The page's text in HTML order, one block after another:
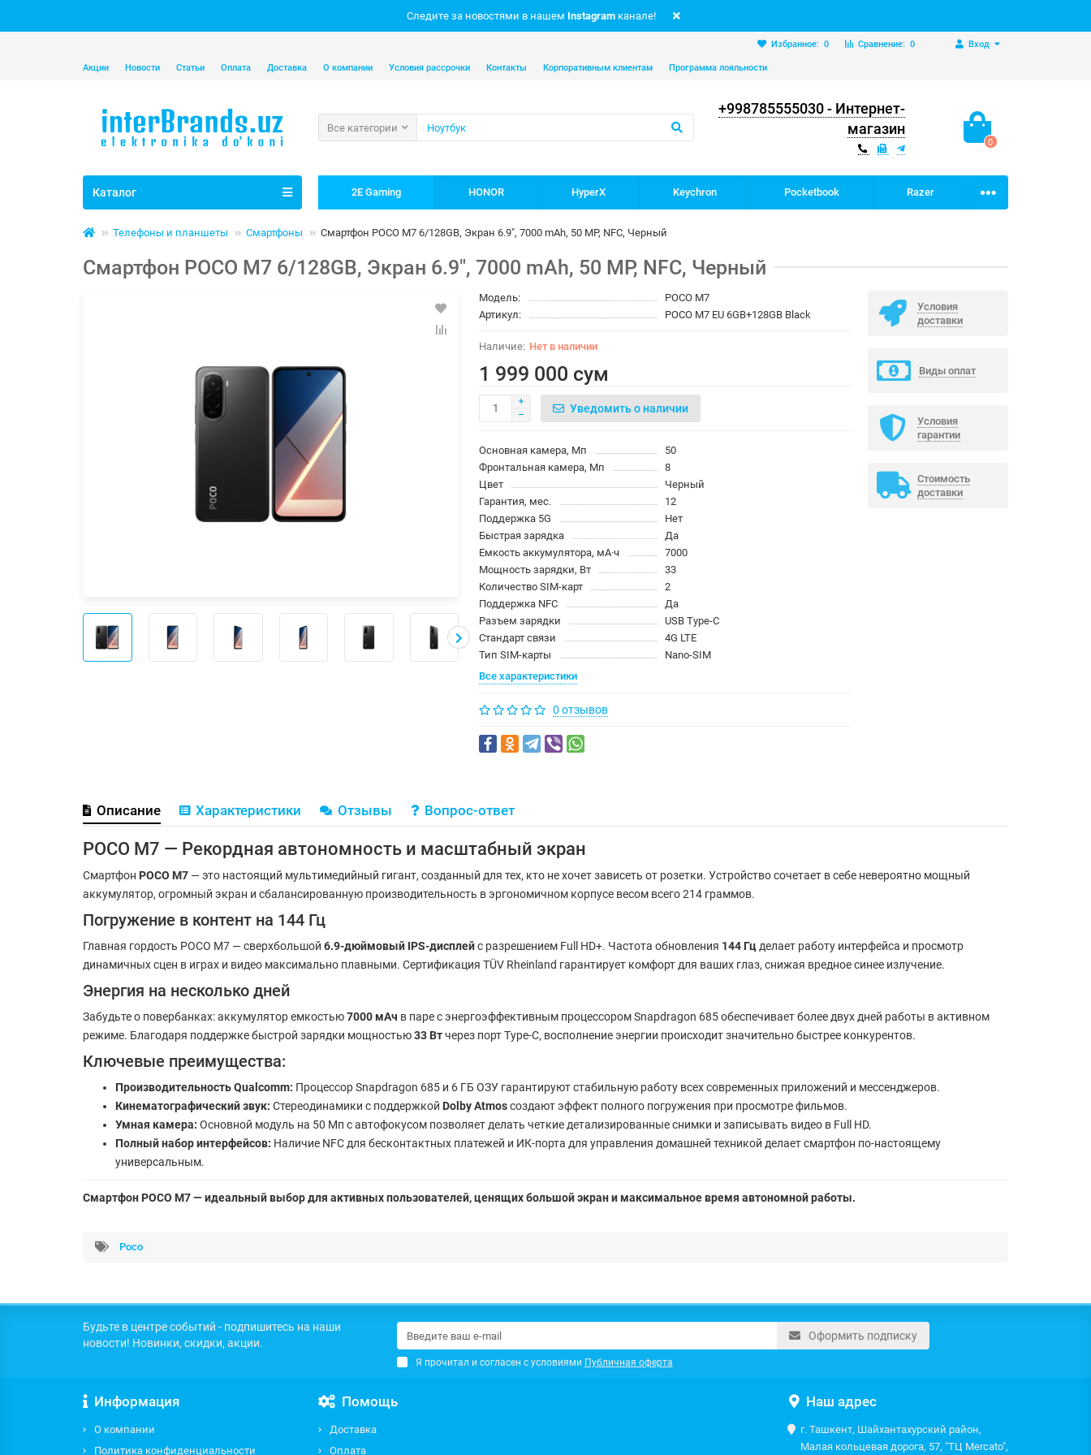
Следите за новостями в нашем Instagram канале!
Вход
Сравнение: 0
Избранное: 0
Акции Новости Статьи Оплата Доставка О компании Условия рассрочки Контакты Корпоративным клиентам Программа лояльности
+998785555030 - Интернет-
магазин
0
Все категории
Каталог 2E Gaming HONOR HyperX Keychron Pocketbook Razer
Телефоны и планшеты Смартфоны Смартфон POCO M7 6/128GB, Экран 6.9", 7000 mAh, 50 MP, NFC, Черный
Смартфон POCO M7 6/128GB, Экран 6.9", 7000 mAh, 50 MP, NFC, Черный
Модель:
POCO M7
Артикул:
POCO M7 EU 6GB+128GB Black
Нет в наличии
1 999 000 сум
Уведомить о наличии
Основная камера, Мп
50
Фронтальная камера, Мп
8
Цвет
Черный
Гарантия, мес.
12
Поддержка 5G
Нет
Быстрая зарядка
Да
Емкость аккумулятора, мА·ч
7000
Мощность зарядки, Вт
33
Количество SIM-карт
2
Поддержка NFC
Да
Разъем зарядки
USB Type-C
Стандарт связи
4G LTE
Тип SIM-карты
Nano-SIM
Все характеристики
0 отзывов
Условия
доставки
Виды оплат
Условия
гарантии
Стоимость
доставки
Описание Характеристики Отзывы Вопрос-ответ
POCO M7 — Рекордная автономность и масштабный экран
Смартфон POCO M7 — это настоящий мультимедийный гигант, созданный для тех, кто не хочет зависеть от розетки. Устройство сочетает в себе невероятно мощный
аккумулятор, огромный экран и сбалансированную производительность в эргономичном корпусе весом всего 214 граммов.
Погружение в контент на 144 Гц
Главная гордость POCO M7 — сверхбольшой 6.9-дюймовый IPS-дисплейс разрешением Full HD+. Частота обновления 144 Гц делает работу интерфейса и просмотр
динамичных сцен в играх и видео максимально плавными. Сертификация TÜV Rheinland гарантирует комфорт для ваших глаз, снижая вредное синее излучение.
Энергия на несколько дней
Забудьте о повербанках: аккумулятор емкостью7000 мАч в паре с энергоэффективным процессором Snapdragon 685 обеспечивает более двух дней работы в активном
режиме. Благодаря поддержке быстрой зарядки мощностью33 Втчерез порт Type-C, восполнение энергии происходит значительно быстрее конкурентов.
Ключевые преимущества:
Производительность Qualcomm: Процессор Snapdragon 685 и 6 ГБ ОЗУ гарантируют стабильную работу всех современных приложений и мессенджеров.
Кинематографический звук: Стереодинамики с поддержкой Dolby Atmosсоздают эффект полного погружения при просмотре фильмов.
Умная камера: Основной модуль на 50 Мп с автофокусом позволяет делать четкие детализированные снимки и записывать видео в Full HD.
Полный набор интерфейсов: Наличие NFC для бесконтактных платежей и ИК-порта для управления домашней техникой делает смартфон по-настоящему
универсальным.
Смартфон POCO M7 — идеальный выбор для активных пользователей, ценящих большой экран и максимальное время автономной работы.
Poco
Будьте в центре событий - подпишитесь на наши
новости! Новинки, скидки, акции.
Оформить подписку
Я прочитал и согласен с условиями Публичная оферта
Информация
О компании
Политика конфиденциальности
Помощь
Доставка
Оплата
Наш адрес
г. Ташкент, Шайхантахурский район,
Малая кольцевая дорога, 57, "ТЦ Mercato",